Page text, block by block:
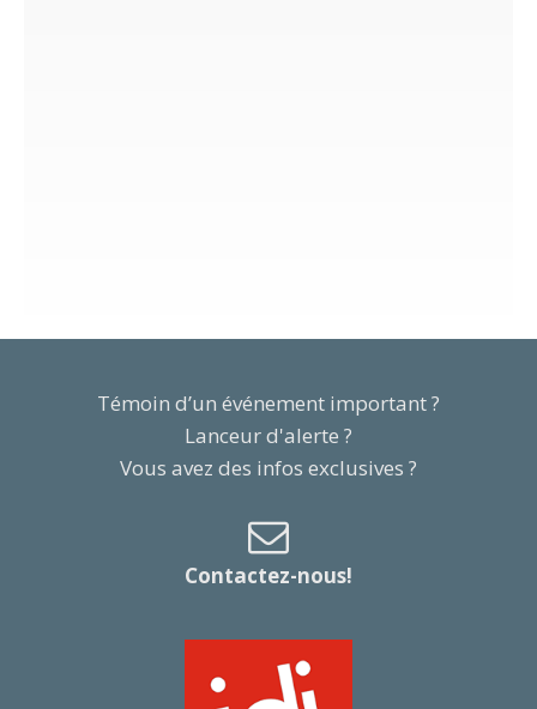
Témoin d’un événement important ?
Lanceur d'alerte ?
Vous avez des infos exclusives ?
Contactez-nous!